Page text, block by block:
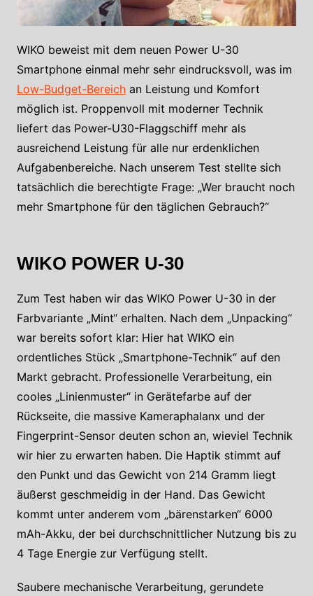
WIKO beweist mit dem neuen Power U-30
Smartphone einmal mehr sehr eindrucksvoll, was im
Low-Budget-Bereichan Leistung und Komfort
möglich ist. Proppenvoll mit moderner Technik
liefert das Power-U30-Flaggschiff mehr als
ausreichend Leistung für alle nur erdenklichen
Aufgabenbereiche. Nach unserem Test stellte sich
tatsächlich die berechtigte Frage: „Wer braucht noch
mehr Smartphone für den täglichen Gebrauch?“
WIKO POWER U-30
Zum Test haben wir das WIKO Power U-30 in der
Farbvariante „Mint“ erhalten. Nach dem „Unpacking“
war bereits sofort klar: Hier hat WIKO ein
ordentliches Stück „Smartphone-Technik“ auf den
Markt gebracht. Professionelle Verarbeitung, ein
cooles „Linienmuster“ in Gerätefarbe auf der
Rückseite, die massive Kameraphalanx und der
Fingerprint-Sensor deuten schon an, wieviel Technik
wir hier zu erwarten haben. Die Haptik stimmt auf
den Punkt und das Gewicht von 214 Gramm liegt
äußerst geschmeidig in der Hand. Das Gewicht
kommt unter anderem vom „bärenstarken“ 6000
mAh-Akku, der bei durchschnittlicher Nutzung bis zu
4 Tage Energie zur Verfügung stellt.
Saubere mechanische Verarbeitung, gerundete